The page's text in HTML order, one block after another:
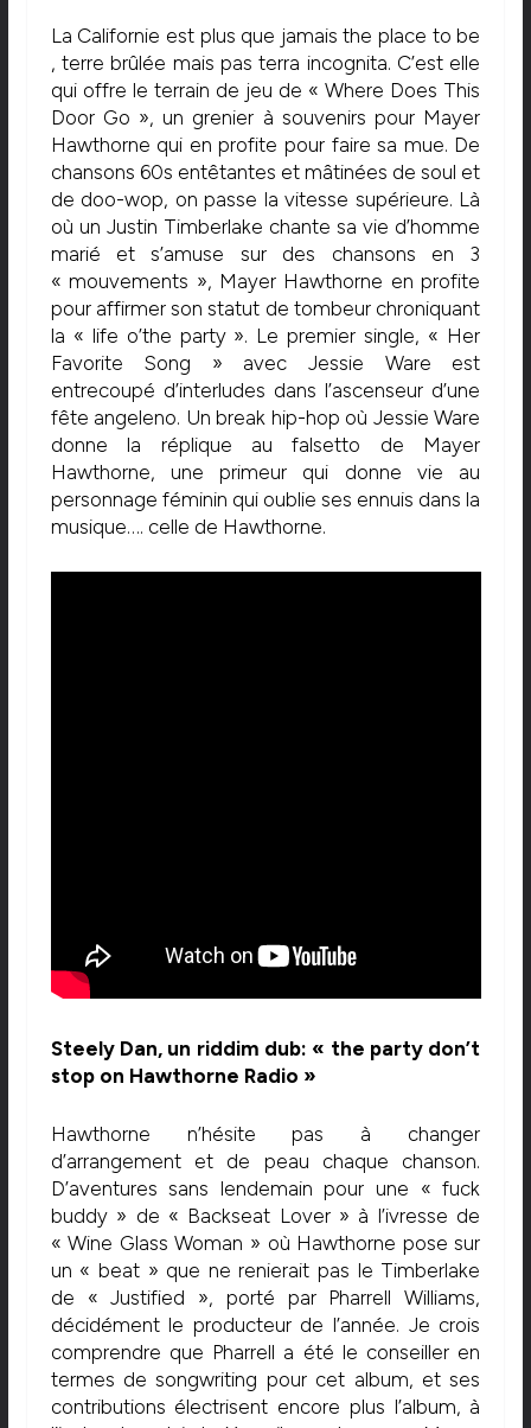
La Californie est plus que jamais the place to be
, terre brûlée mais pas terra incognita. C’est elle
qui offre le terrain de jeu de « Where Does This
Door Go », un grenier à souvenirs pour Mayer
Hawthorne qui en profite pour faire sa mue. De
chansons 60s entêtantes et mâtinées de soul et
de doo-wop, on passe la vitesse supérieure. Là
où un Justin Timberlake chante sa vie d’homme
marié et s’amuse sur des chansons en 3
« mouvements », Mayer Hawthorne en profite
pour affirmer son statut de tombeur chroniquant
la « life o’the party ». Le premier single, « Her
Favorite Song » avec Jessie Ware est
entrecoupé d’interludes dans l’ascenseur d’une
fête angeleno. Un break hip-hop où Jessie Ware
donne la réplique au falsetto de Mayer
Hawthorne, une primeur qui donne vie au
personnage féminin qui oublie ses ennuis dans la
musique…. celle de Hawthorne.
Steely Dan, un riddim dub: « the party don’t
stop on Hawthorne Radio »
Hawthorne n’hésite pas à changer
d’arrangement et de peau chaque chanson.
D’aventures sans lendemain pour une « fuck
buddy » de « Backseat Lover » à l’ivresse de
« Wine Glass Woman » où Hawthorne pose sur
un « beat » que ne renierait pas le Timberlake
de « Justified », porté par Pharrell Williams,
décidément le producteur de l’année. Je crois
comprendre que Pharrell a été le conseiller en
termes de songwriting pour cet album, et ses
contributions électrisent encore plus l’album, à